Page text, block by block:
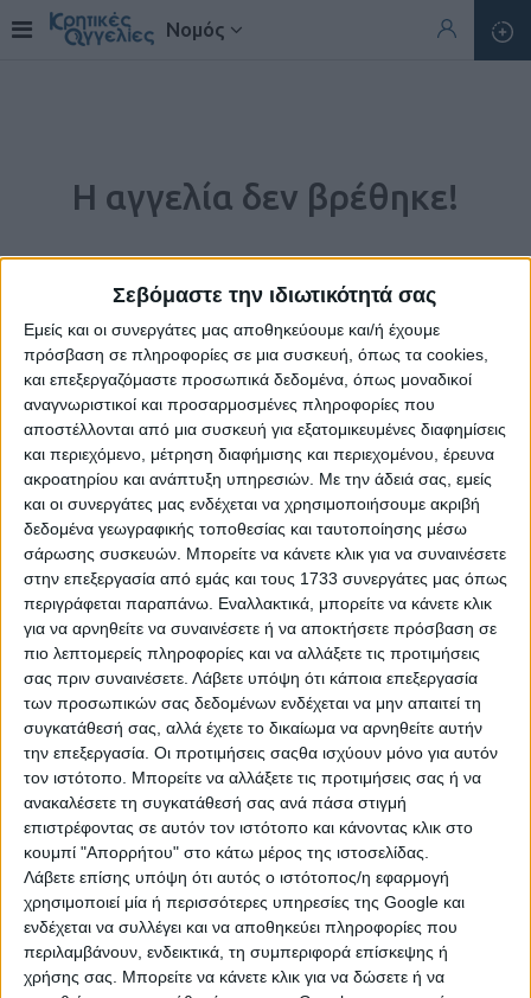
Σεβόμαστε την ιδιωτικότητά σας
Εμείς και οι συνεργάτες μας αποθηκεύουμε και/ή έχουμε
πρόσβαση σε πληροφορίες σε μια συσκευή, όπως τα cookies,
και επεξεργαζόμαστε προσωπικά δεδομένα, όπως μοναδικοί
αναγνωριστικοί και προσαρμοσμένες πληροφορίες που
αποστέλλονται από μια συσκευή για εξατομικευμένες διαφημίσεις
και περιεχόμενο, μέτρηση διαφήμισης και περιεχομένου, έρευνα
ακροατηρίου και ανάπτυξη υπηρεσιών. Με την άδειά σας, εμείς
και οι συνεργάτες μας ενδέχεται να χρησιμοποιήσουμε ακριβή
δεδομένα γεωγραφικής τοποθεσίας και ταυτοποίησης μέσω
σάρωσης συσκευών. Μπορείτε να κάνετε κλικ για να συναινέσετε
στην επεξεργασία από εμάς και τους 1733 συνεργάτες μας όπως
περιγράφεται παραπάνω. Εναλλακτικά, μπορείτε να κάνετε κλικ
για να αρνηθείτε να συναινέσετε ή να αποκτήσετε πρόσβαση σε
πιο λεπτομερείς πληροφορίες και να αλλάξετε τις προτιμήσεις
σας πριν συναινέσετε. Λάβετε υπόψη ότι κάποια επεξεργασία
των προσωπικών σας δεδομένων ενδέχεται να μην απαιτεί τη
συγκατάθεσή σας, αλλά έχετε το δικαίωμα να αρνηθείτε αυτήν
την επεξεργασία. Οι προτιμήσεις σαςθα ισχύουν μόνο για αυτόν
τον ιστότοπο. Μπορείτε να αλλάξετε τις προτιμήσεις σας ή να
ανακαλέσετε τη συγκατάθεσή σας ανά πάσα στιγμή
επιστρέφοντας σε αυτόν τον ιστότοπο και κάνοντας κλικ στο
κουμπί "Απορρήτου" στο κάτω μέρος της ιστοσελίδας.
Λάβετε επίσης υπόψη ότι αυτός ο ιστότοπος/η εφαρμογή
χρησιμοποιεί μία ή περισσότερες υπηρεσίες της Google και
ενδέχεται να συλλέγει και να αποθηκεύει πληροφορίες που
περιλαμβάνουν, ενδεικτικά, τη συμπεριφορά επίσκεψης ή
χρήσης σας. Μπορείτε να κάνετε κλικ για να δώσετε ή να
Νομός
Η αγγελία δεν βρέθηκε!
Η αγγελία που ζητήσατε δεν υπάρχει.
Η μόνη παγκρήτια εφημερίδα δωρεάν αγγελιών, από το 1995!
Κυκλοφορεί κάθε Δευτέρα στα περίπτερα όλης της Κρήτης.
ΤΗΛΕΦΩΝΙΚΟ ΚΕΝΤΡΟ